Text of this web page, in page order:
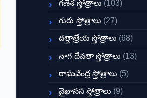
గణేశ స్తోత్రాలు (103)
గురు స్తోత్రాలు (27)
దత్తాత్రేయ స్తోత్రాలు (68)
నాగ దేవతా స్తోత్రాలు (13)
రాఘవేంద్ర స్తోత్రాలు (5)
వైఖానస స్తోత్రాలు (9)